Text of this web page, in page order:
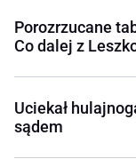
Porozrzucane
Co dalej z
Uciekał
sądem